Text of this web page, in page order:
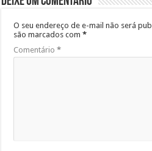
O seu endereço de e-mail não será
são marcados com*
Comentário*